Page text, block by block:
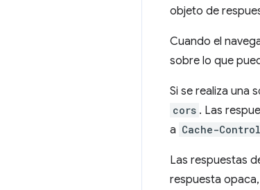
objeto de
Cuando el
sobre lo que
Si se realiza una
cors . Las
a Cache-Control
Las respuestas
respuesta